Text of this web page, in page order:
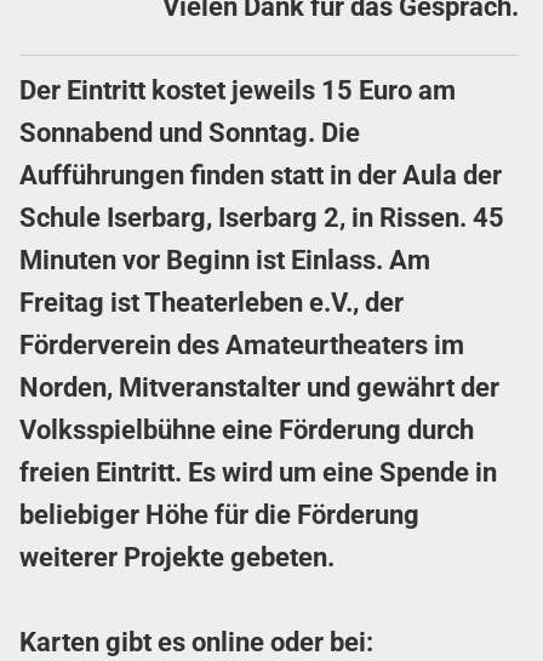
Vielen Dank für das Gespräch.
Der Eintritt kostet jeweils 15 Euro am
Sonnabend und Sonntag. Die
Aufführungen finden statt in der Aula der
Schule Iserbarg, Iserbarg 2, in Rissen. 45
Minuten vor Beginn ist Einlass. Am
Freitag ist Theaterleben e.V., der
Förderverein des Amateurtheaters im
Norden, Mitveranstalter und gewährt der
Volksspielbühne eine Förderung durch
freien Eintritt. Es wird um eine Spende in
beliebiger Höhe für die Förderung
weiterer Projekte gebeten.
Karten gibt es online oder bei: